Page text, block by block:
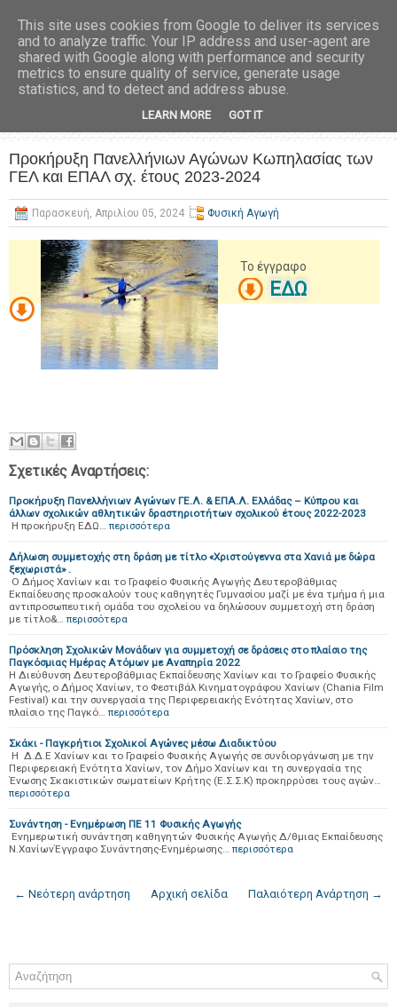
Προκήρυξη Πανελλήνιων Αγώνων Κωπηλασίας των
ΓΕΛ και ΕΠΑΛ σχ. έτους 2023-2024
Παρασκευή, Απριλίου 05, 2024 Φυσική Αγωγή
Το έγγραφο
ΕΔΩ
Σχετικές Αναρτήσεις:
Προκήρυξη Πανελλήνιων Αγώνων ΓΕ.Λ. & ΕΠΑ.Λ. Ελλάδας – Κύπρου και
άλλων σχολικών αθλητικών δραστηριοτήτων σχολικού έτους 2022-2023
Η προκήρυξη ΕΔΩ… περισσότερα
Δήλωση συμμετοχής στη δράση με τίτλο «Χριστούγεννα στα Χανιά με δώρα
ξεχωριστά» .
Ο Δήμος Χανίων και το Γραφείο Φυσικής Αγωγής Δευτεροβάθμιας
Εκπαίδευσης προσκαλούν τους καθηγητές Γυμνασίου μαζί με ένα τμήμα ή μια
αντιπροσωπευτική ομάδα του σχολείου να δηλώσουν συμμετοχή στη δράση
με τίτλο&… περισσότερα
Πρόσκληση Σχολικών Μονάδων για συμμετοχή σε δράσεις στο πλαίσιο της
Παγκόσμιας Ημέρας Ατόμων με Αναπηρία 2022
Η Διεύθυνση Δευτεροβάθμιας Εκπαίδευσης Χανίων και το Γραφείο Φυσικής
Αγωγής, ο Δήμος Χανίων, το Φεστιβάλ Κινηματογράφου Χανίων (Chania Film
Festival) και την συνεργασία της Περιφερειακής Ενότητας Χανίων, στο
πλαίσιο της Παγκό… περισσότερα
Σκάκι - Παγκρήτιοι Σχολικοί Αγώνες μέσω Διαδικτύου
Η Δ.Δ.Ε Χανίων και το Γραφείο Φυσικής Αγωγής σε συνδιοργάνωση με την
Περιφερειακή Ενότητα Χανίων, τον Δήμο Χανίων και τη συνεργασία της
Ένωσης Σκακιστικών σωματείων Κρήτης (Ε.Σ.Σ.Κ) προκηρρύσει τους αγών…
περισσότερα
Συνάντηση - Ενημέρωση ΠΕ 11 Φυσικής Αγωγής
Ενημερωτική συνάντηση καθηγητών Φυσικής Αγωγής Δ/θμιας Εκπαίδευσης
Ν.ΧανίωνΈγγραφο Συνάντησης-Ενημέρωσης… περισσότερα
← Νεότερη ανάρτηση Παλαιότερη Ανάρτηση →
Αρχική σελίδα
This site uses cookies from Google to deliver its services
and to analyze traffic. Your IP address and user-agent are
shared with Google along with performance and security
metrics to ensure quality of service, generate usage
statistics, and to detect and address abuse.
LEARN MORE GOT IT